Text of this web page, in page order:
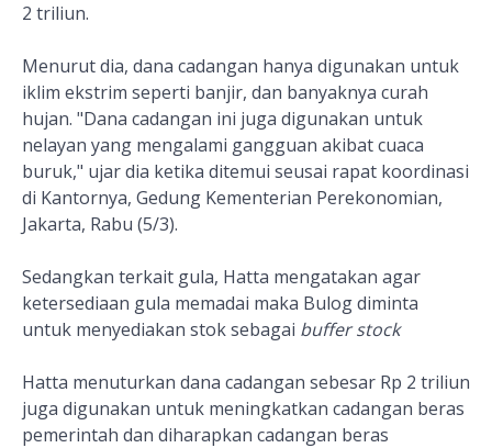
2 triliun.
Menurut dia, dana cadangan hanya digunakan untuk
iklim ekstrim seperti banjir, dan banyaknya curah
hujan. "Dana cadangan ini juga digunakan untuk
nelayan yang mengalami gangguan akibat cuaca
buruk," ujar dia ketika ditemui seusai rapat koordinasi
di Kantornya, Gedung Kementerian Perekonomian,
Jakarta, Rabu (5/3).
Sedangkan terkait gula, Hatta mengatakan agar
ketersediaan gula memadai maka Bulog diminta
untuk menyediakan stok sebagai buffer stock
Hatta menuturkan dana cadangan sebesar Rp 2 triliun
juga digunakan untuk meningkatkan cadangan beras
pemerintah dan diharapkan cadangan beras